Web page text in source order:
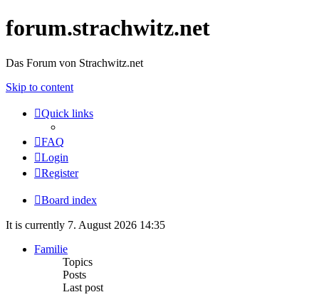
forum.strachwitz.net
Das Forum von Strachwitz.net
Skip to content
Quick links
FAQ
Login
Register
Board index
It is currently 7. August 2026 14:35
Familie
Topics
Posts
Last post